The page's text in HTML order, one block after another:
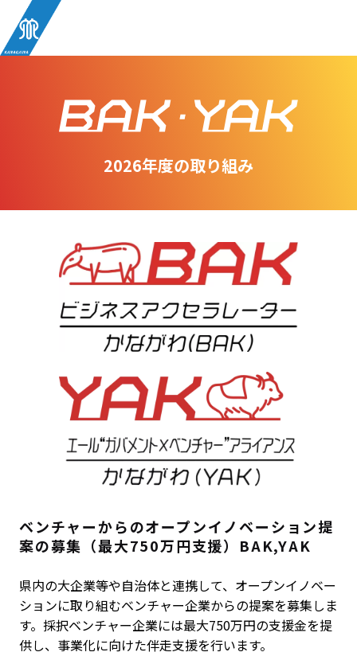
2026年度の取り組み
ベンチャーからのオープンイノベーション提
案の募集（最大750万円支援）BAK,YAK
県内の大企業等や自治体と連携して、オープンイノベー
ションに取り組むベンチャー企業からの提案を募集しま
す。採択ベンチャー企業には最大750万円の支援金を提
供し、事業化に向けた伴走支援を行います。